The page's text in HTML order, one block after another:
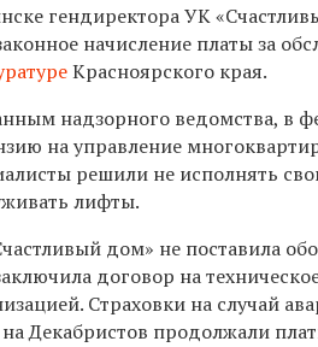
гендиректора УК
начисление платы за
Красноярского края.
надзорного ведомства, в
на управление
решили не исполнять
лифты.
дом» не поставила
договор на
Страховки на случай
Декабристов продолжали